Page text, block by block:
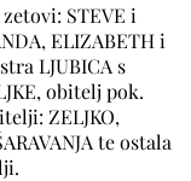
STEVE i
ELIZABETH i
LJUBICA s
obitelj pok.
ZELJKO,
te ostala